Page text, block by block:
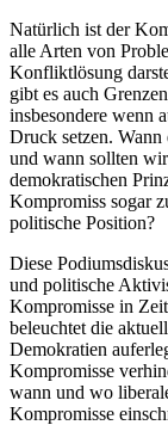
Natürlich ist der
alle Arten von
Konfliktlösung
gibt es auch
insbesondere wenn
Druck setzen.
und wann sollten
demokratischen
Kompromiss sogar
politische Position?
Diese
und politische
Kompromisse in
beleuchtet die
Demokratien
Kompromisse
wann und wo
Kompromisse